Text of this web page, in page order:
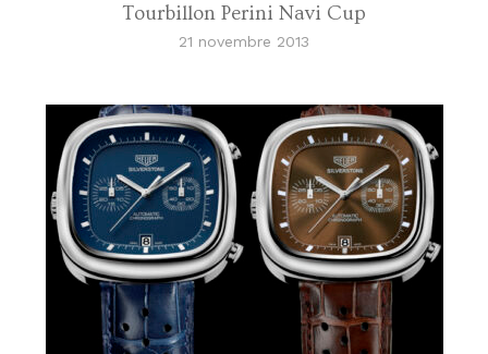
Tourbillon Perini Navi Cup
21 novembre 2013